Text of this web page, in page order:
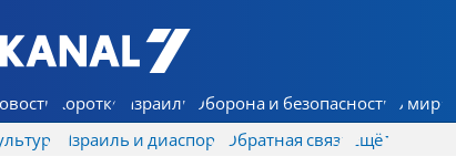
7 КАНАЛ - Аруц Шева
Коротко Израиль Оборона и безопасность В мире
Израиль и диаспора Обратная связь Ещё